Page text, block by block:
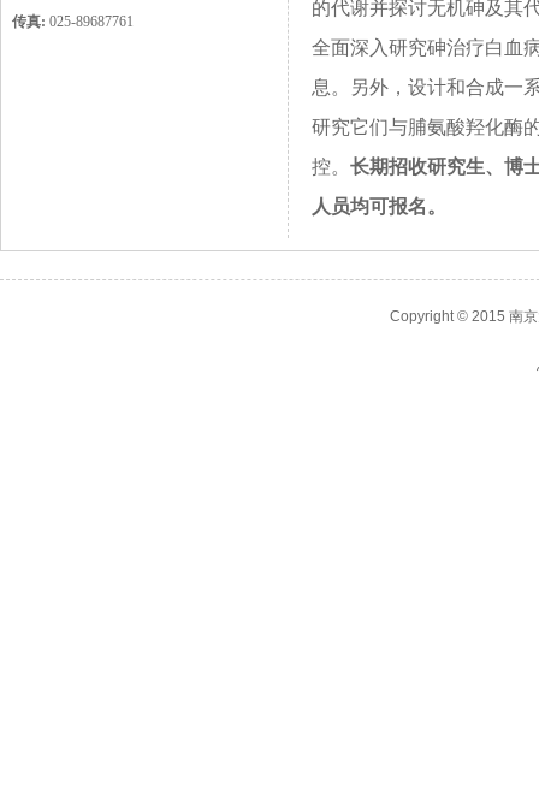
传真:025-89687761
的代谢并探讨无机砷及其
全面深入研究砷治疗白血
息。另外，设计和合成一
研究它们与脯氨酸羟化酶
控。长期招收研究生、博
人员均可报名。
Copyright © 2015 南